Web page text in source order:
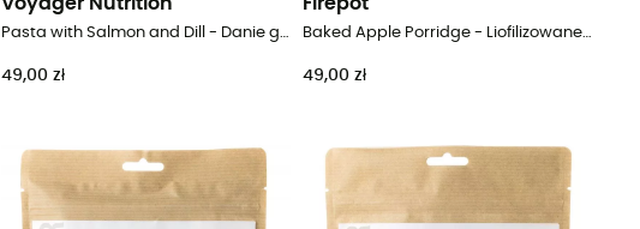
Pasta with Salmon and Dill - Danie główne
49,00 zł
Baked Apple Porridge - Liofilizowane danie
49,00 zł